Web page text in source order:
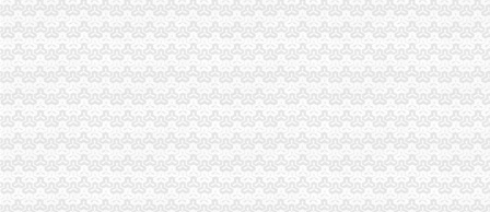
重庆市渝中区马家堡小学2017年新生招生通告！_重庆幼升小_家长帮
2017年重庆二级建造师考试地点重庆市渝中区马家堡小学在哪？_二级
重庆市渝中区马家堡小学校怎么样_百度知道
渝中区社区服务网-马家堡社区
渝中区马家堡小学二年级三班二单元复习资料(一)_老师_新浪博客
重庆市渝中区马家堡小学二年级3班歌咏比赛-原创-高清-爱奇艺
求助,在渝中区马家堡办过准生证MM帮忙说哈有些啥要求。-孕期闲聊
重庆市渝中区马家堡小学校歌—在线播放—优酷网,高清在线观看
临江门代办进出口公司